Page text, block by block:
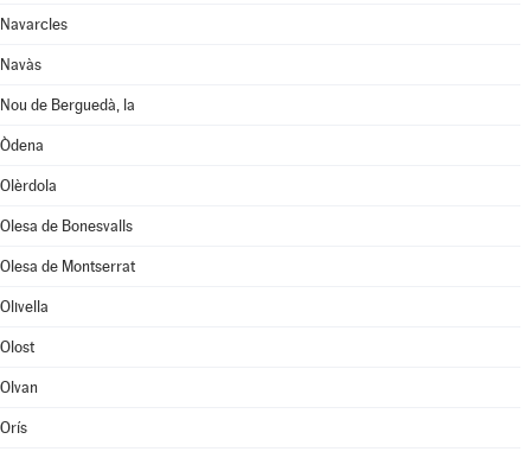
Navarcles
Navàs
Nou de Berguedà, la
Òdena
Olèrdola
Olesa de Bonesvalls
Olesa de Montserrat
Olivella
Olost
Olvan
Orís